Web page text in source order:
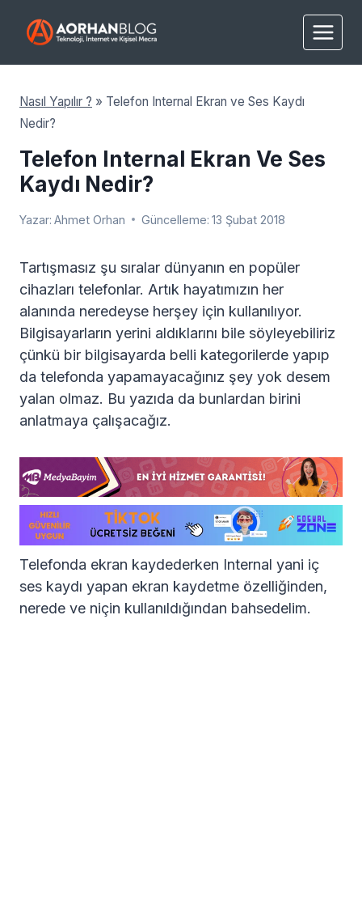
Nasıl Yapılır ? » Telefon Internal Ekran ve Ses Kaydı
Nedir?
Telefon Internal Ekran Ve Ses
Kaydı Nedir?
Yazar: Ahmet Orhan Güncelleme: 13 Şubat 2018
Tartışmasız şu sıralar dünyanın en popüler
cihazları telefonlar. Artık hayatımızın her
alanında neredeyse herşey için kullanılıyor.
Bilgisayarların yerini aldıklarını bile söyleyebiliriz
çünkü bir bilgisayarda belli kategorilerde yapıp
da telefonda yapamayacağınız şey yok desem
yalan olmaz. Bu yazıda da bunlardan birini
anlatmaya çalışacağız.
Telefonda ekran kaydederken Internal yani iç
ses kaydı yapan ekran kaydetme özelliğinden,
nerede ve niçin kullanıldığından bahsedelim.